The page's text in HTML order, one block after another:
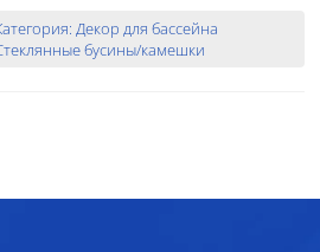
шариков для бассейнов.
имеют гальку, не имеют углов,
Декор для бассейна
бусины/камешки